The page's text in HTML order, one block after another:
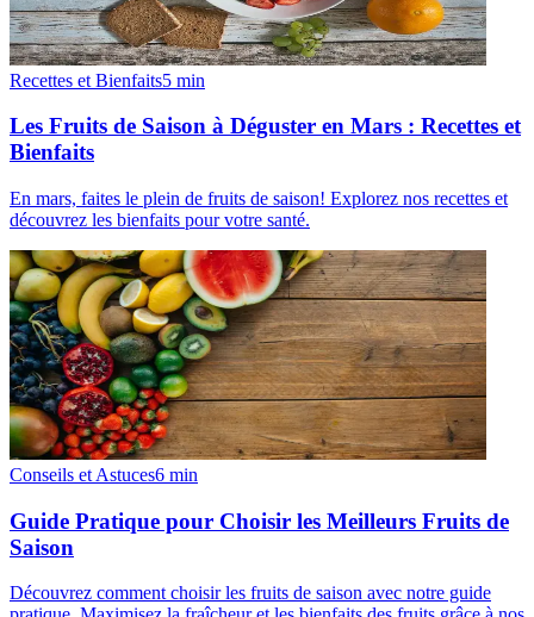
Recettes et Bienfaits5 min
Les Fruits de Saison à Déguster en Mars : Recettes et
Bienfaits
En mars, faites le plein de fruits de saison! Explorez nos recettes et
découvrez les bienfaits pour votre santé.
Conseils et Astuces6 min
Guide Pratique pour Choisir les Meilleurs Fruits de
Saison
Découvrez comment choisir les fruits de saison avec notre guide